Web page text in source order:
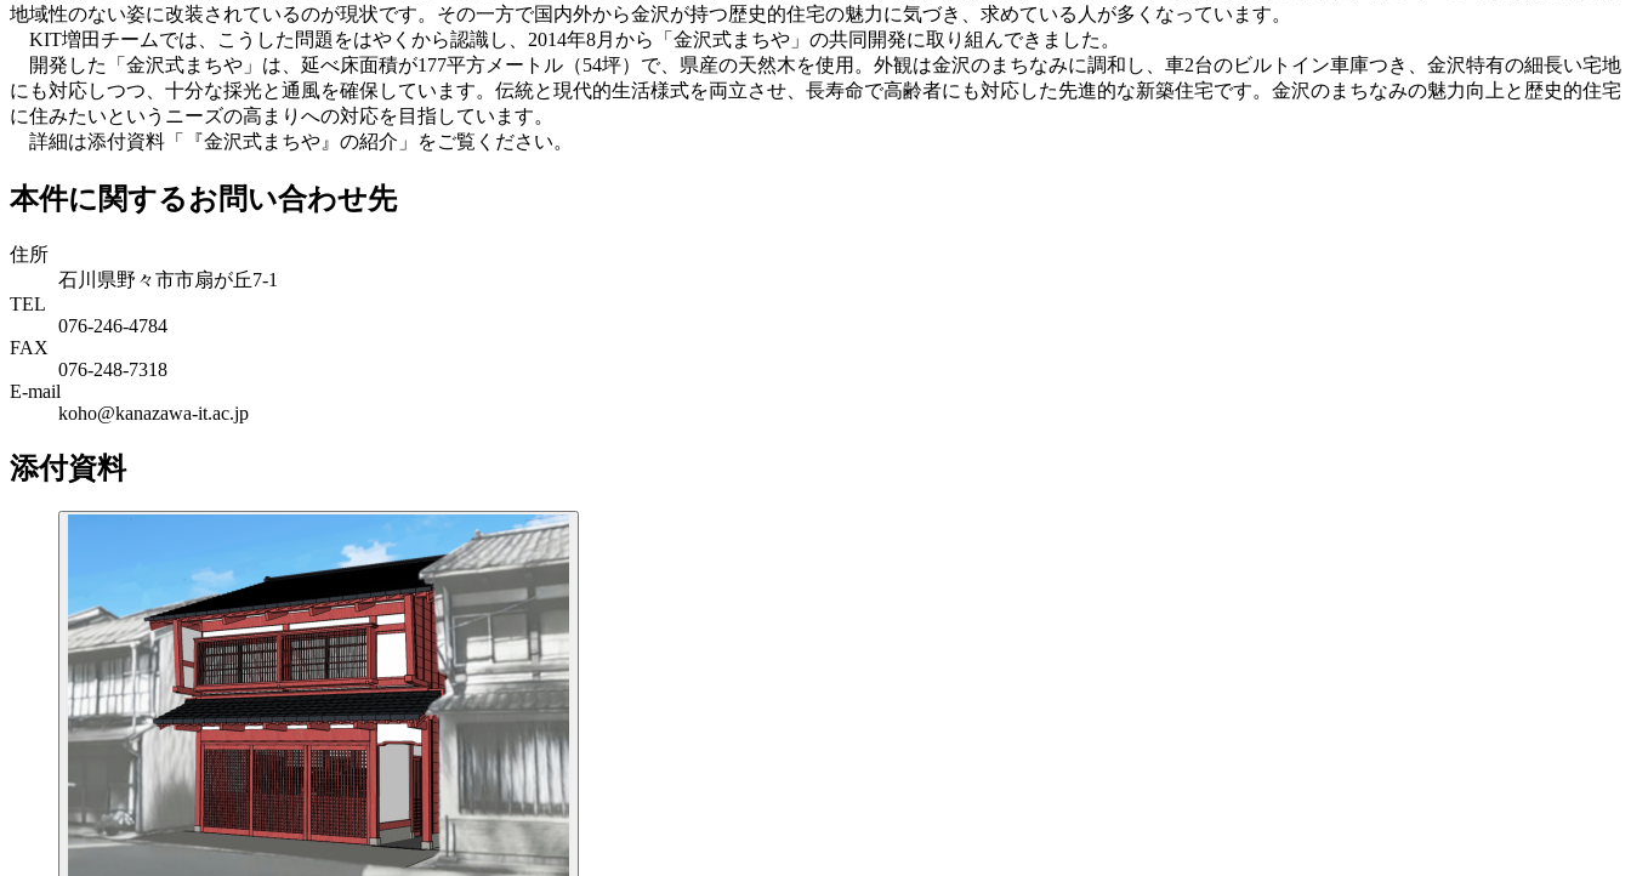
地域性のない姿に改装されているのが現状です。その一方で国内外から金沢が持つ歴史的住宅の魅力に気づき、求めている人が多くなっています。
KIT増田チームでは、こうした問題をはやくから認識し、2014年8月から「金沢式まちや」の共同開発に取り組んできました。
開発した「金沢式まちや」は、延べ床面積が177平方メートル（54坪）で、県産の天然木を使用。外観は金沢のまちなみに調和し、車2台のビルトイン車庫つき、金沢特有の細長い宅地
にも対応しつつ、十分な採光と通風を確保しています。伝統と現代的生活様式を両立させ、長寿命で高齢者にも対応した先進的な新築住宅です。金沢のまちなみの魅力向上と歴史的住宅
に住みたいというニーズの高まりへの対応を目指しています。
詳細は添付資料「『金沢式まちや』の紹介」をご覧ください。
本件に関するお問い合わせ先
住所
石川県野々市市扇が丘7-1
TEL
076-246-4784
FAX
076-248-7318
E-mail
koho@kanazawa-it.ac.jp
添付資料